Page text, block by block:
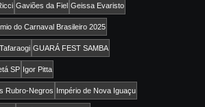
Gaviões da Fiel Geissa Evaristo
do Carnaval Brasileiro 2025
GUARÁ FEST SAMBA
SP Igor Pitta
Rubro-Negros Império de Nova Iguaçu